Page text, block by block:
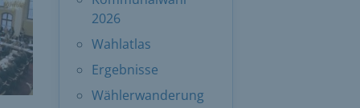
2026
Wahlatlas
Ergebnisse
Wählerwanderung